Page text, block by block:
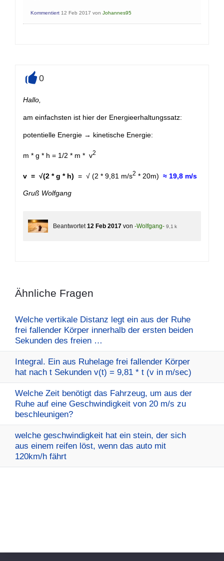
Kommentiert 12 Feb 2017 von Johannes95
0
Hallo,
am einfachsten ist hier der Energieerhaltungssatz:
potentielle Energie → kinetische Energie:
m * g * h = 1/2 * m * v2
v = √(2 * g * h) = √ (2 * 9,81 m/s2 * 20m) ≈ 19,8 m/s
Gruß Wolfgang
Beantwortet 12 Feb 2017 von -Wolfgang- 9,1 k
Ähnliche Fragen
Welche vertikale Distanz legt ein aus der Ruhe
frei fallender Körper innerhalb der ersten beiden
Sekunden des freien …
Integral. Ein aus Ruhelage frei fallender Körper
hat nach t Sekunden v(t) = 9,81 * t (v in m/sec)
Welche Zeit benötigt das Fahrzeug, um aus der
Ruhe auf eine Geschwindigkeit von 20 m/s zu
beschleunigen?
welche geschwindigkeit hat ein stein, der sich
aus einem reifen löst, wenn das auto mit
120km/h fährt